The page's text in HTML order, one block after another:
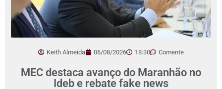
Keith Almeida 06/08/2026 18:30 Comente
MEC destaca avanço do Maranhão no
Ideb e rebate fake news